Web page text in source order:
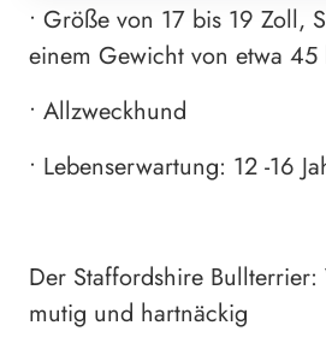
• Größe von 17 bis 19 Zoll,
einem Gewicht von etwa
• Allzweckhund
• Lebenserwartung: 12 -16
Der Staffordshire
mutig und hartnäckig